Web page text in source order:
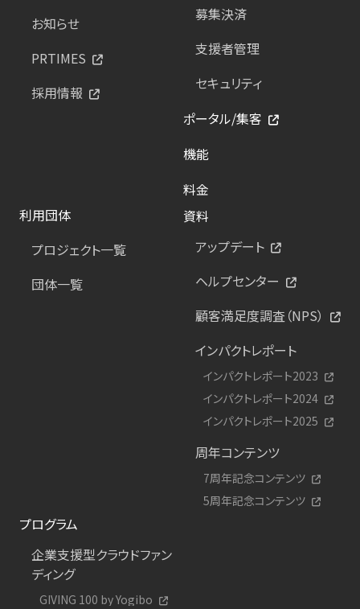
お知らせ
PRTIMES
採用情報
募集決済
支援者管理
セキュリティ
ポータル/集客
機能
料金
利用団体
プロジェクト一覧
団体一覧
資料
アップデート
ヘルプセンター
顧客満足度調査（NPS）
インパクトレポート
インパクトレポート2023
インパクトレポート2024
インパクトレポート2025
周年コンテンツ
7周年記念コンテンツ
5周年記念コンテンツ
プログラム
企業支援型クラウドファン
ディング
GIVING 100 by Yogibo